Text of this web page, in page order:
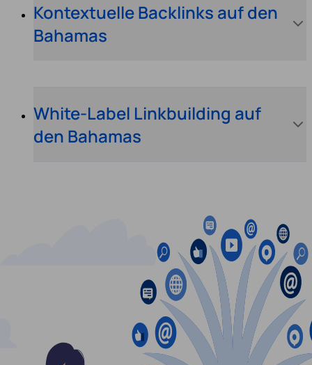
Kontextuelle Backlinks auf den
Bahamas
White-Label Linkbuilding auf
den Bahamas